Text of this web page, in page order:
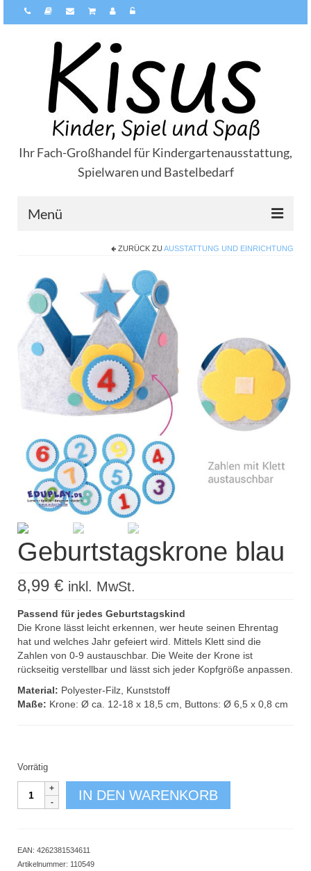
Ihr Fach-Großhandel für Kindergartenausstattung,
Spielwaren und Bastelbedarf
Menü
Zahlungsarten
Versandarten
Kisus Katalog anfordern
Newsletter
Kontakt
Products
search
ZURÜCK ZU AUSSTATTUNG UND EINRICHTUNG
Geburtstagskrone blau
8,99 € inkl. MwSt.
Passend für jedes Geburtstagskind
Die Krone lässt leicht erkennen, wer heute seinen Ehrentag
hat und welches Jahr gefeiert wird. Mittels Klett sind die
Zahlen von 0-9 austauschbar. Die Weite der Krone ist
rückseitig verstellbar und lässt sich jeder Kopfgröße anpassen.
Material: Polyester-Filz, Kunststoff
Maße: Krone: Ø ca. 12-18 x 18,5 cm, Buttons: Ø 6,5 x 0,8 cm
Vorrätig
Geburtstagskrone
blau
IN DEN WARENKORB
EAN: 4262381534611
Artikelnummer: 110549